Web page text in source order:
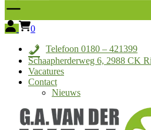
0
Telefoon 0180 – 421399
Schaapherderweg 6, 2988 CK
Vacatures
Contact
Nieuws